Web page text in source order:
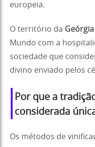
europeia.
O território da Geórgia
Mundo com a
sociedade que
divino enviado pelos
Por que a
considerada
Os métodos de